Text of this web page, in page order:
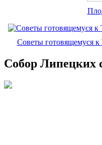
Советы готовящемуся
Собор Липецких